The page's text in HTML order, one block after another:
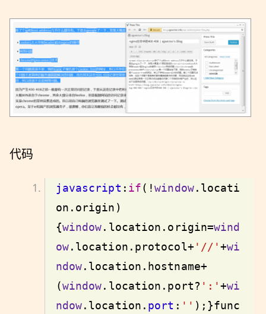
代码
javascript : if(!window.locati
on.origin)
{window.location.origin=wind
ow.location.protocol+ '//'+wi
ndow.location.hostname+
(window.location.port? ':'+wi
ndow.location. port : '' );}func